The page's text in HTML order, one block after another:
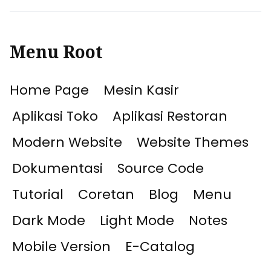
Menu Root
Home Page
Mesin Kasir
Aplikasi Toko
Aplikasi Restoran
Modern Website
Website Themes
Dokumentasi
Source Code
Tutorial
Coretan Blog
Menu
Dark Mode
Light Mode
Notes
Mobile Version
E-Catalog